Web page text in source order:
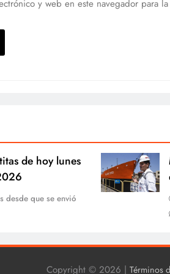
y web en este navegador para
de hoy lunes
desde que se envió
Copyright © 2026 | Términos